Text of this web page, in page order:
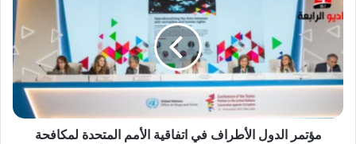
مؤتمر الدول الأطراف في اتفاقية الأمم المتحدة لمكافحة